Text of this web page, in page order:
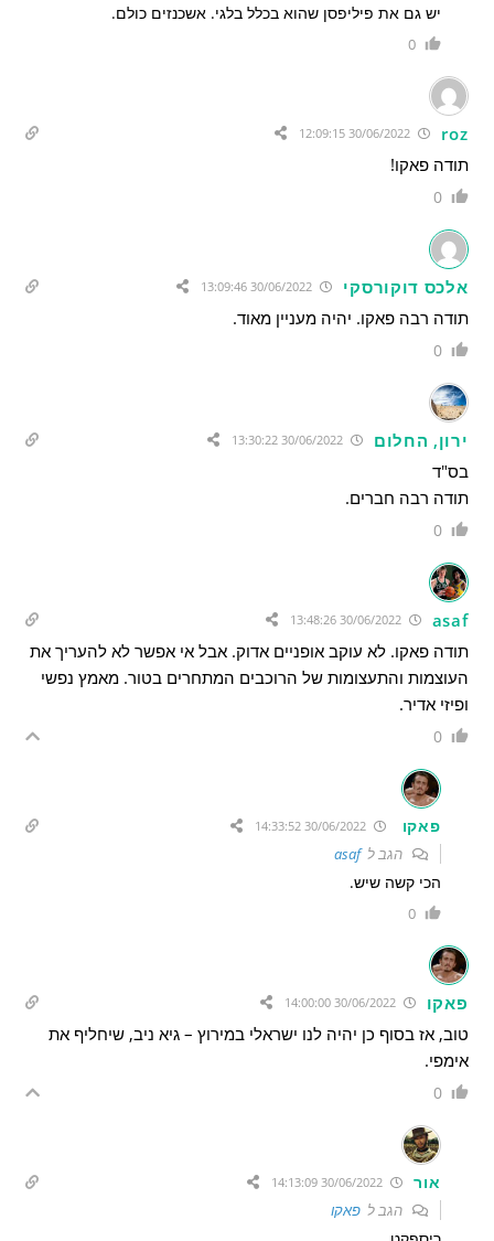
יש גם את פיליפסן שהוא בכלל בלגי. אשכנזים כולם.
0
roz
תודה פאקו!
0
אלכס דוקורסקי
תודה רבה פאקו. יהיה מעניין מאוד.
0
ירון, החלום 30/06/2022 13:30:22
בס"ד
תודה רבה חברים.
0
asaf
30/06/2022 13:48:26
תודה פאקו. לא עוקב אופניים אדוק. אבל אי אפשר לא להעריך את
העוצמות והתעצומות של הרוכבים המתחרים בטור. מאמץ נפשי
ופיזי אדיר.
0
פאקו 30/06/2022 14:33:52
הגב לasaf
הכי קשה שיש.
0
פאקו 30/06/2022 14:00:00
טוב, אז בסוף כן יהיה לנו ישראלי במירוץ – גיא ניב, שיחליף את
אימפי.
0
אור
הגב לפאקו